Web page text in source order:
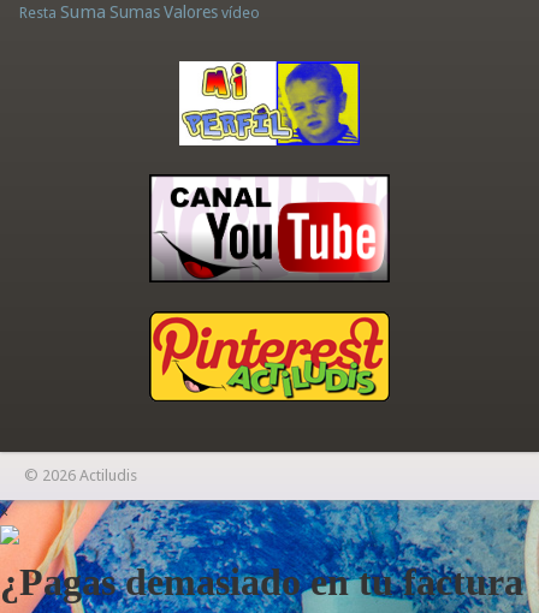
Resta Suma Sumas Valores vídeo
© 2026 Actiludis
×
¿Pagas demasiado en tu factura